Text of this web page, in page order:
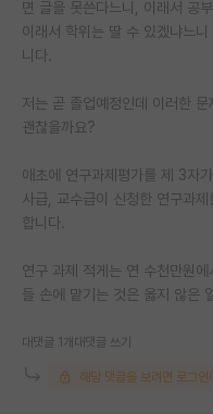
면 글을 못쓴다느니, 이래서 공
이래서 학위는 딸 수 있겠냐느
니다.
저는 곧 졸업예정인데 이러한
괜찮을까요?
애초에 연구과제평가를 제 3자
사급, 교수급이 신청한 연구과
합니다.
연구 과제 적게는 연 수천만원
들 손에 맡기는 것은 옳지 않은
대댓글 1개 대댓글 쓰기
해당 댓글을 보려면 로그인